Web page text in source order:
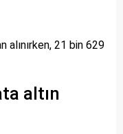
alınırken, 21 bin 629
altın